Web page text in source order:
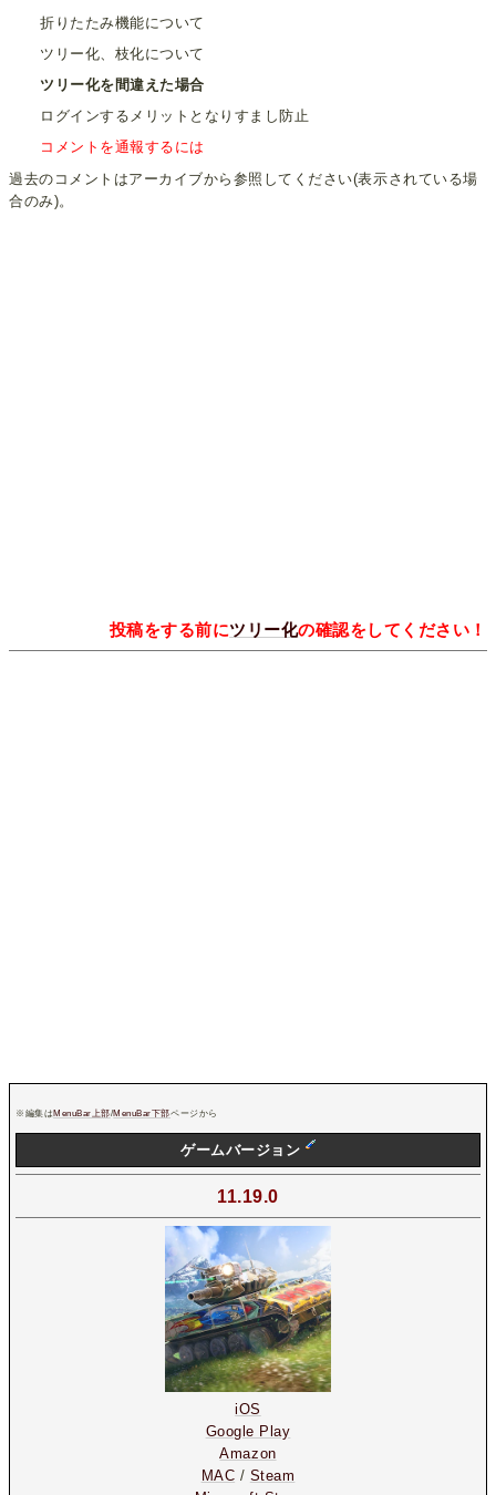
折りたたみ機能について
ツリー化、枝化について
ツリー化を間違えた場合
ログインするメリットとなりすまし防止
コメントを通報するには
過去のコメントはアーカイブから参照してください(表示されている場
合のみ)。
投稿をする前にツリー化の確認をしてください！
※編集はMenuBar上部/MenuBar下部ページから
ゲームバージョン
11.19.0
iOS
Google Play
Amazon
MAC / Steam